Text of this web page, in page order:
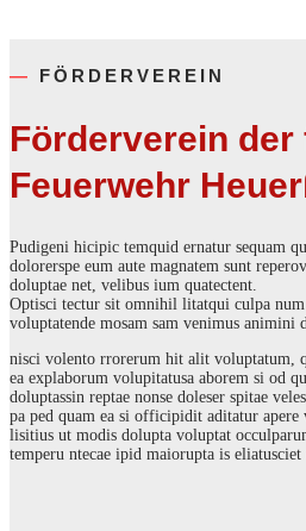
— FÖRDERVEREIN
Förderverein
Feuerwehr
Pudigeni hicipic temquid ernatur sequam
dolorerspe eum aute magnatem sunt
doluptae net, velibus ium quatectent.
Optisci tectur sit omnihil litatqui culpa
voluptatende mosam sam venimus animini
nisci volento rrorerum hit alit voluptatum,
ea explaborum volupitatusa aborem si od
doluptassin reptae nonse doleser spitae
pa ped quam ea si officipidit aditatur
lisitius ut modis dolupta voluptat
temperu ntecae ipid maiorupta is